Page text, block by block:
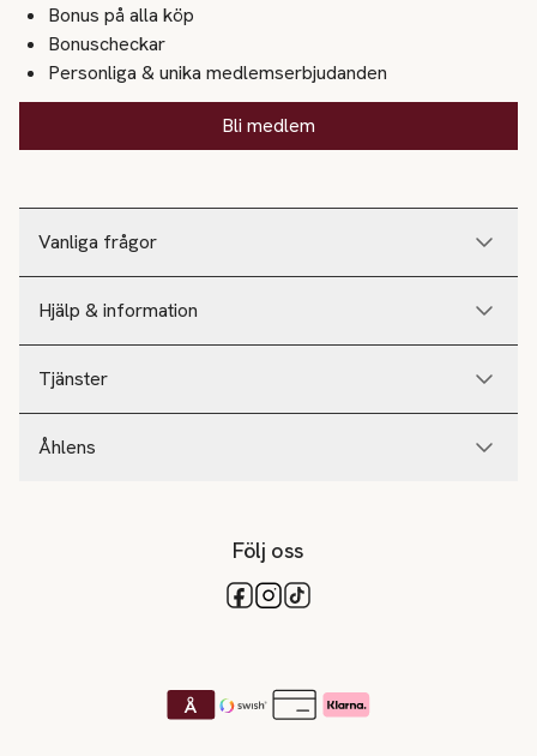
Vanliga frågor
Hjälp & information
Tjänster
Åhlens
Bonus på alla köp
Bonuscheckar
Personliga & unika medlemserbjudanden
Bli medlem
Följ oss